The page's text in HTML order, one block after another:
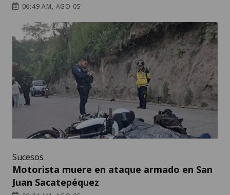
06:49 AM, AGO 05
Sucesos
Motorista muere en ataque armado en San
Juan Sacatepéquez